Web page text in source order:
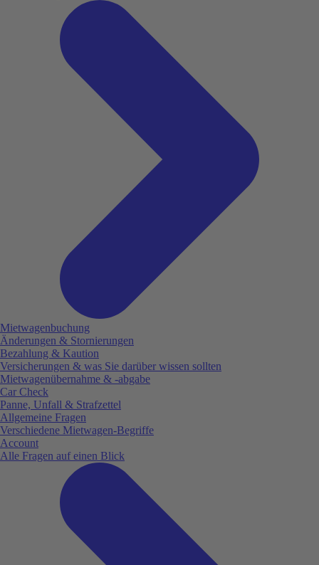
Mietwagenbuchung
Änderungen & Stornierungen
Bezahlung & Kaution
Versicherungen & was Sie darüber wissen sollten
Mietwagenübernahme & -abgabe
Car Check
Panne, Unfall & Strafzettel
Allgemeine Fragen
Verschiedene Mietwagen-Begriffe
Account
Alle Fragen auf einen Blick